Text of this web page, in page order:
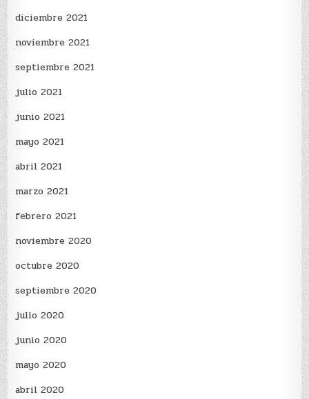
diciembre 2021
noviembre 2021
septiembre 2021
julio 2021
junio 2021
mayo 2021
abril 2021
marzo 2021
febrero 2021
noviembre 2020
octubre 2020
septiembre 2020
julio 2020
junio 2020
mayo 2020
abril 2020